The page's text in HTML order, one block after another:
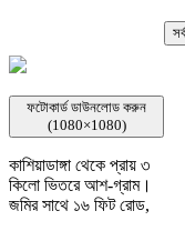
ফটোকার্ড ডাউনলোড করুন
(1080×1080)
কাশিয়াডাঙ্গা থেকে প্রায় ৩
কিলো ভিতরে আশ-গ্রাম।
জমির সাথে ১৬ ফিট রোড,